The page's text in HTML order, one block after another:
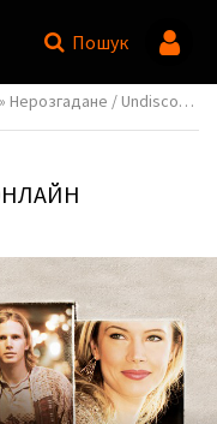
Пошук
» Нерозгадане / Undiscovered